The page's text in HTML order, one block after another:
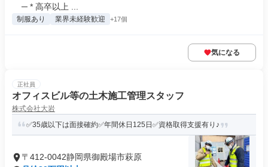
─ * 高卒以上 ...
制服あり 業界未経験歓迎 +17個
気になる
正社員
オフィスビル等の土木施工管理スタッフ
株式会社大岩
✅35歳以下は面接確約✅年間休日125日✅資格取得支援有り♪
〒412-0042静岡県御殿場市萩原